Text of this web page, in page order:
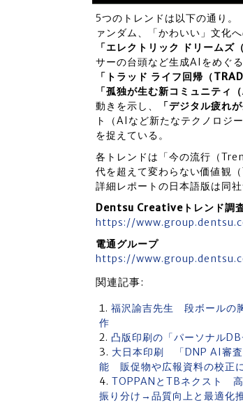
5つのトレンドは以下の通り。
ァンダム、「かわいい」文化
「エレクトリック ドリームズ
サーの台頭など生成AIをめぐる
「トラッド ライフ回帰（TRAD
「孤独が生む新コミュニティ
動きを示し、
「デジタル疲れ
ト（AIなど新たなテクノロジ
を捉えている。
各トレンドは「今の流行（
代を超えて変わらない価値観
詳細レポートの日本語版は同
Dentsu Creativeトレンド調
https://
電通グループ
https://
関連記事:
福沢諭吉先生 段ボールの
作
凸版印刷の「パーソナル
大日本印刷 「DNP AI審査
能 販促物や広報資料の校正に
TOPPANとTBネクスト
振り分け→品質向上と最適化